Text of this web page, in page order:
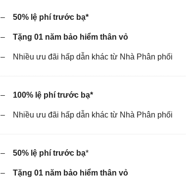
– 50% lệ phí trước bạ*
– Tặng 01 năm bảo hiểm thân vỏ
– Nhiều ưu đãi hấp dẫn khác từ Nhà Phân phối
– 100% lệ phí trước bạ*
– Nhiều ưu đãi hấp dẫn khác từ Nhà Phân phối
– 50% lệ phí trước bạ*
– Tặng 01 năm bảo hiểm thân vỏ